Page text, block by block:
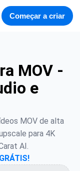
Começar a criar
MOV -
e
MOV de alta
para 4K
AI.